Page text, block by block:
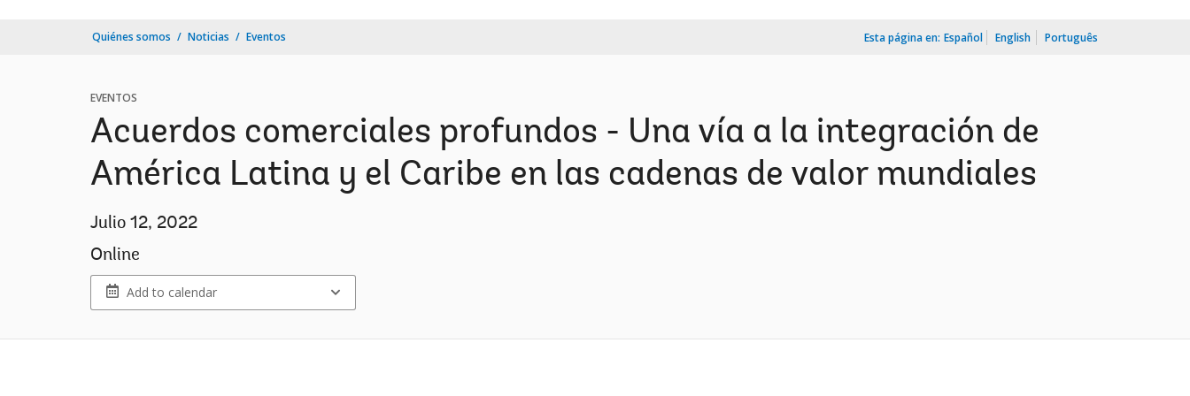
Quiénes somos Noticias Eventos Esta página en: Español English Português
EVENTOS
Acuerdos comerciales profundos - Una vía a la integración de
América Latina y el Caribe en las cadenas de valor mundiales
Julio 12, 2022
Online
Add to calendar